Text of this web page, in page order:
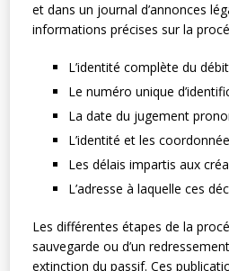
et dans un journal d’annonces
informations précises sur la
L’identité complète du
Le numéro unique
La date du jugement
L’identité et les
Les délais impartis aux
L’adresse à laquelle ces
Les différentes étapes de la
sauvegarde ou d’un
extinction du passif. Ces